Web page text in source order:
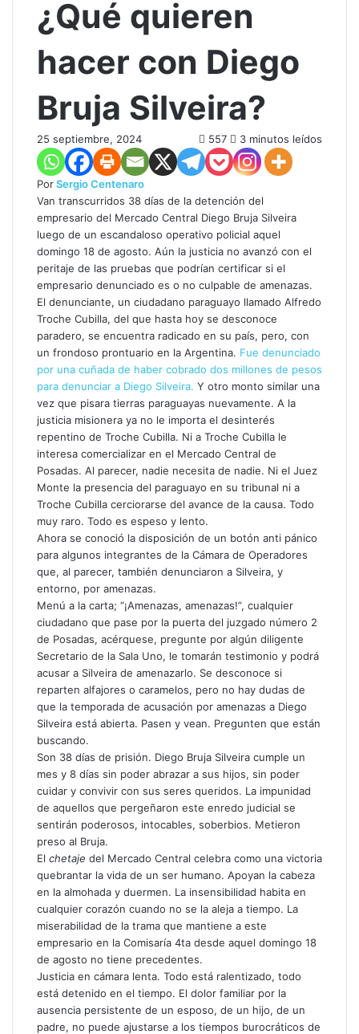
¿Qué quieren
hacer con Diego
Bruja Silveira?
25 septiembre, 2024 557 3 minutos leídos
PorSergio Centenaro
Van transcurridos 38 días de la detención del
empresario del Mercado Central Diego Bruja Silveira
luego de un escandaloso operativo policial aquel
domingo 18 de agosto. Aún la justicia no avanzó con el
peritaje de las pruebas que podrían certificar si el
empresario denunciado es o no culpable de amenazas.
El denunciante, un ciudadano paraguayo llamado Alfredo
Troche Cubilla, del que hasta hoy se desconoce
paradero, se encuentra radicado en su país, pero, con
un frondoso prontuario en la Argentina. Fue denunciado
por una cuñada de haber cobrado dos millones de pesos
para denunciar a Diego Silveira. Y otro monto similar una
vez que pisara tierras paraguayas nuevamente. A la
justicia misionera ya no le importa el desinterés
repentino de Troche Cubilla. Ni a Troche Cubilla le
interesa comercializar en el Mercado Central de
Posadas. Al parecer, nadie necesita de nadie. Ni el Juez
Monte la presencia del paraguayo en su tribunal ni a
Troche Cubilla cerciorarse del avance de la causa. Todo
muy raro. Todo es espeso y lento.
Ahora se conoció la disposición de un botón anti pánico
para algunos integrantes de la Cámara de Operadores
que, al parecer, también denunciaron a Silveira, y
entorno, por amenazas.
Menú a la carta; “¡Amenazas, amenazas!”, cualquier
ciudadano que pase por la puerta del juzgado número 2
de Posadas, acérquese, pregunte por algún diligente
Secretario de la Sala Uno, le tomarán testimonio y podrá
acusar a Silveira de amenazarlo. Se desconoce si
reparten alfajores o caramelos, pero no hay dudas de
que la temporada de acusación por amenazas a Diego
Silveira está abierta. Pasen y vean. Pregunten que están
buscando.
Son 38 días de prisión. Diego Bruja Silveira cumple un
mes y 8 días sin poder abrazar a sus hijos, sin poder
cuidar y convivir con sus seres queridos. La impunidad
de aquellos que pergeñaron este enredo judicial se
sentirán poderosos, intocables, soberbios. Metieron
preso al Bruja.
El chetaje del Mercado Central celebra como una victoria
quebrantar la vida de un ser humano. Apoyan la cabeza
en la almohada y duermen. La insensibilidad habita en
cualquier corazón cuando no se la aleja a tiempo. La
miserabilidad de la trama que mantiene a este
empresario en la Comisaría 4ta desde aquel domingo 18
de agosto no tiene precedentes.
Justicia en cámara lenta. Todo está ralentizado, todo
está detenido en el tiempo. El dolor familiar por la
ausencia persistente de un esposo, de un hijo, de un
padre, no puede ajustarse a los tiempos burocráticos de